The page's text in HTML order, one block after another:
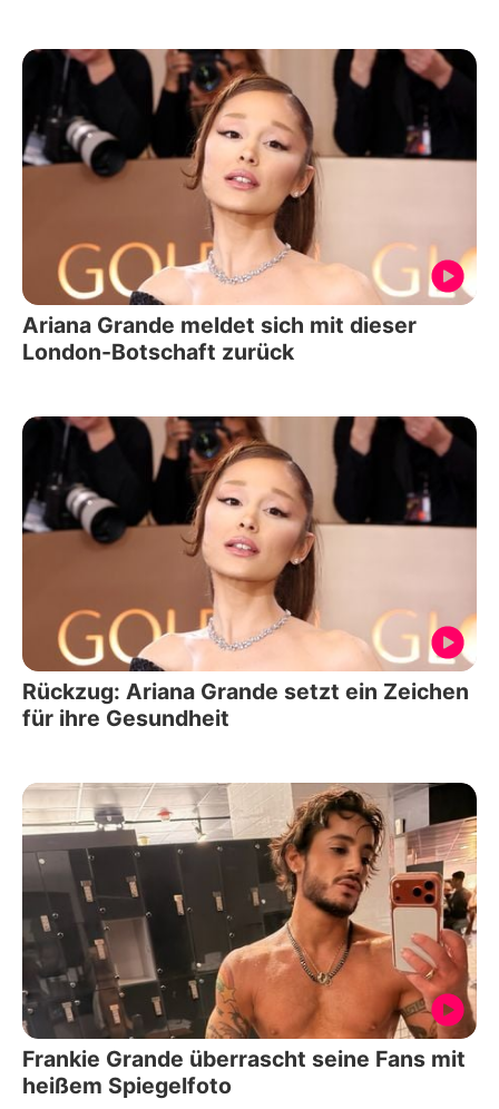
Ariana Grande meldet sich mit dieser
London-Botschaft zurück
Rückzug: Ariana Grande setzt ein Zeichen
für ihre Gesundheit
Frankie Grande überrascht seine Fans mit
heißem Spiegelfoto